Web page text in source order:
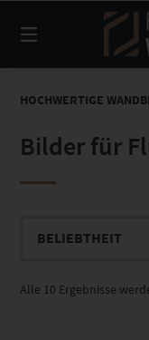
zum
Inhalt
HOCHWERTIGE
Bilder für
Alle 10 Ergebnisse